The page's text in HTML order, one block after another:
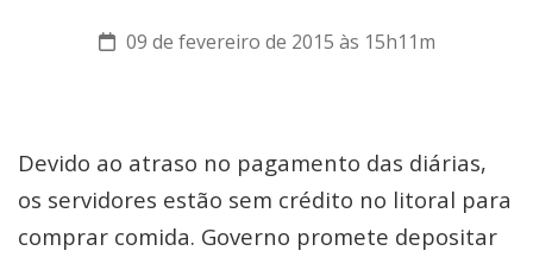
09 de fevereiro de 2015 às 15h11m
Devido ao atraso no pagamento das diárias,
os servidores estão sem crédito no litoral para
comprar comida. Governo promete depositar